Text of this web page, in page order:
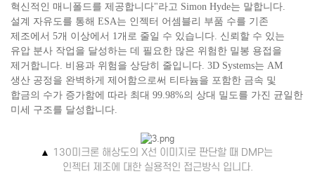
혁신적인 매니폴드를 제공합니다"라고 Simon Hyde는 말합니다.
설계 자유도를 통해 ESA는 인젝터 어셈블리 부품 수를 기존
제조에서 5개 이상에서 1개로 줄일 수 있습니다. 신뢰할 수 있는
유압 분사 작업을 달성하는 데 필요한 많은 위험한 밀봉 용접을
제거합니다. 비용과 위험을 상당히 줄입니다. 3D Systems는 AM
생산 공정을 완벽하게 제어함으로써 티타늄을 포함한 금속 및
합금의 수가 증가함에 따라 최대 99.98%의 상대 밀도를 가진 균일한
미세 구조를 달성합니다.
▲ 130미크론 해상도의 X선 이미지로 판단할 때 DMP는
인젝터 제조에 대한 실용적인 접근방식 입니다.